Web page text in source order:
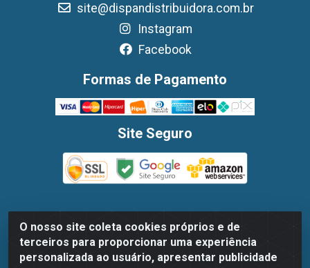
O nosso site coleta cookies próprios e de
terceiros para proporcionar uma experiência
personalizada ao usuário, apresentar publicidade
site@dispandistribuidora.com.br
Instagram
Facebook
Formas de Pagamento
Site Seguro
Dispan Distribuidora de Alimentos LTDA - Avenida
Marechal Mascarenhas De Moraes, 1048- Imbiribeira,
Recife/PE - CEP 51.170-000 - CNPJ 30.779.584/0003-78